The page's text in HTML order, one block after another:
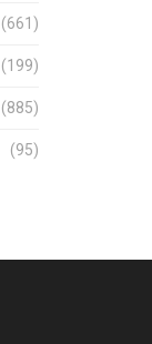
(661)
(199)
(885)
(95)